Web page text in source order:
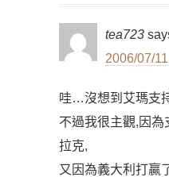
tea723
2006/07/
哇…沒想到艾瑪支
不過我很主觀,因
拉克,
又因為義大利打贏